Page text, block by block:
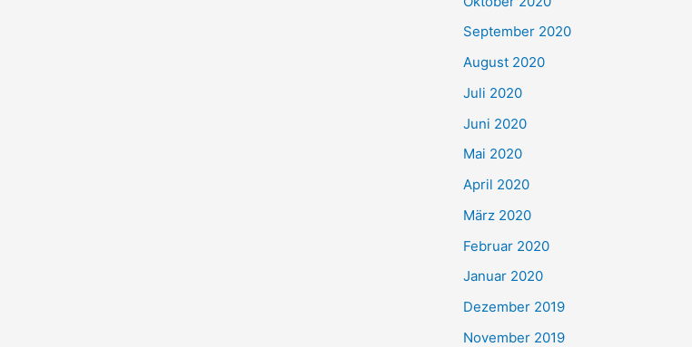
September 2020
August 2020
Juli 2020
Juni 2020
Mai 2020
April 2020
März 2020
Februar 2020
Januar 2020
Dezember 2019
November 2019